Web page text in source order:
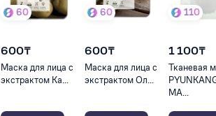
60
600₸
Маска для лица с
экстрактом Ка...
60
600₸
Маска для лица с
экстрактом Ол...
110
1 100₸
Тканевая
МА...